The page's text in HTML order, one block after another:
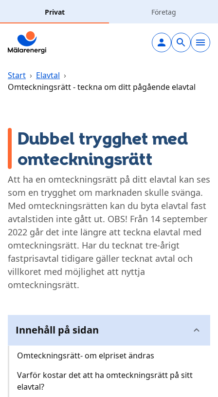
Privat Företag
Elavtal
Elnät
Fjärrvärme
Vatten & avlopp
Hållbarhet
Kundcenter
Avbrott
Start › Elavtal ›
Omteckningsrätt - teckna om ditt pågående elavtal
Dubbel trygghet med
omteckningsrätt
Att ha en omteckningsrätt på ditt elavtal kan ses
som en trygghet om marknaden skulle svänga.
Med omteckningsrätten kan du byta elavtal fast
avtalstiden inte gått ut. OBS! Från 14 september
2022 går det inte längre att teckna elavtal med
omteckningsrätt. Har du tecknat tre-årigt
fastprisavtal tidigare gäller tecknat avtal och
villkoret med möjlighet att nyttja
omteckningsrätt.
Innehåll på sidan
Omteckningsrätt- om elpriset ändras
Varför kostar det att ha omteckningsrätt på sitt
elavtal?